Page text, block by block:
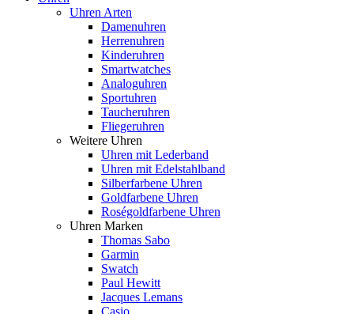
Uhren Arten
Damenuhren
Herrenuhren
Kinderuhren
Smartwatches
Analoguhren
Sportuhren
Taucheruhren
Fliegeruhren
Weitere Uhren
Uhren mit Lederband
Uhren mit Edelstahlband
Silberfarbene Uhren
Goldfarbene Uhren
Roségoldfarbene Uhren
Uhren Marken
Thomas Sabo
Garmin
Swatch
Paul Hewitt
Jacques Lemans
Casio